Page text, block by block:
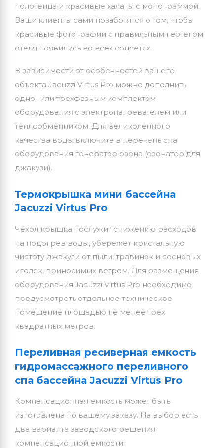
полотенца и красивые халаты с монограммой.
Ваши клиенты сами позаботятся о том, чтобы
красивые фотографии с правильным геотегом
отеля появились во всех соцсетях.
В зависимости от особенностей вашего
объекта Jacuzzi Virtus Pro можно дополнить
одно- или трехфазным комплектом
оборудования с электронагревателем или
теплообменником. Для великолепного
качества воды включите в перечень спа
оборудования генератор озона (озонатор для
джакузи).
Термокрышка мини бассейна
Jacuzzi Virtus Pro
Чехол крышка послужит снижению расходов
на подогрев воды, убережет кристальную
чистоту джакузи от пыли, травинок и сосновых
иголок, приносимых ветром. Для размещения
оборудования Jacuzzi Virtus Pro необходимо
предусмотреть отдельное техническое
помещение площадью не менее трех
квадратных метров.
Переливная ресиверная емкость
гидромассажного переливного
спа бассейна Jacuzzi Virtus Pro
Компенсационная емкость может быть
изготовлена по вашему заказу. На выбор есть
два варианта заводского решения
компенсационной емкости: